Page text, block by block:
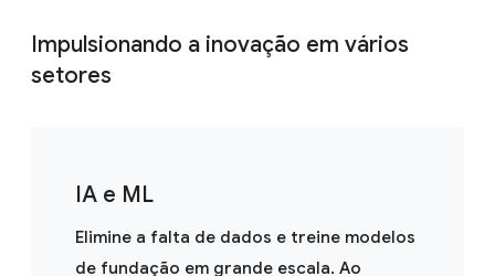
Impulsionando a inovação em vários
setores
IA e ML
Elimine a falta de dados e treine modelos
de fundação em grande escala. Ao